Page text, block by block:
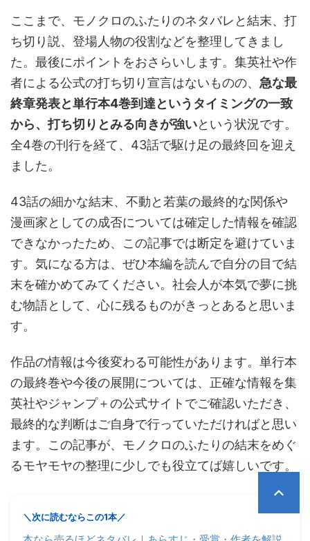
ここまで、モノクロのふたりのネタバレと結末、打
ち切り説、登場人物の役割などを整理してきまし
た。最後にポイントをおさらいします。集英社や作
者による公式の打ち切り宣言はないものの、 急な最
終章発表と単行本4巻到達というタイミングの一致
から、打ち切りとみる向きが強いという状況です。
全4巻の刊行を経て、43話で駆け足の最終回を迎え
ました。
43話の細かな結末、不動と若葉の最終的な関係や
漫画家としての成否については確定した情報を確認
できなかったため、この記事では断定を避けていま
す。気になる方は、ぜひ本編を読んで自分の目で結
末を確かめてみてください。社会人が本気で夢に挑
む物語として、心に残るものがきっとあると思いま
す。
作品の情報は今後変わる可能性があります。単行本
の最終巻や今後の展開については、正確な情報を集
英社やジャンプ＋の公式サイトでご確認いただき、
最終的な判断はご自身で行っていただければと思い
ます。この記事が、モノクロのふたりの結末をめぐ
るモヤモヤの整理に少しでも役立てば嬉しいです。
＼次に読むならこの1本／